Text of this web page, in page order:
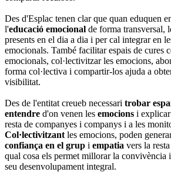
Des d'Esplac tenen clar que quan eduquen
l'educació emocional de forma transversal,
presents en el dia a dia i per cal integrar en
emocionals. També facilitar espais de cures
emocionals, col·lectivitzar les emocions,
forma col·lectiva i compartir-los ajuda a
visibilitat.
Des de l'entitat creueb necessari trobar
entendre d'on venen les emocions i
resta de companyes i companys i a les
Col·lectivitzant les emocions, poden
confiança en el grup i empatia vers la
qual cosa els permet millorar la convivència
seu desenvolupament integral.